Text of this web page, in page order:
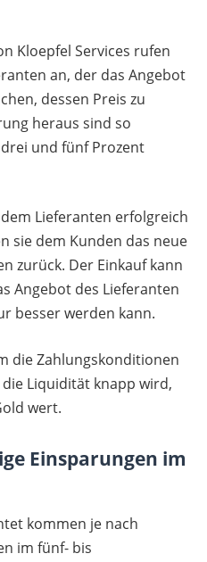
Kloepfel Services rufen
an, der das Angebot
dessen Preis zu
heraus sind so
und fünf Prozent
Lieferanten erfolgreich
sie dem Kunden das neue
zurück. Der Einkauf kann
Angebot des Lieferanten
besser werden kann.
die Zahlungskonditionen
Liquidität knapp wird,
wert.
Einsparungen im
kommen je nach
im fünf- bis